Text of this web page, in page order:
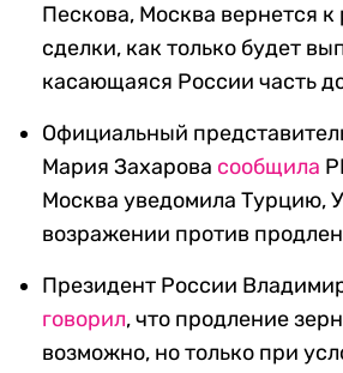
Пескова, Москва вернется к
сделки, как только будет
касающаяся России часть
Официальный
Мария Захарова сообщила
Москва уведомила Турцию,
возражении против
Президент России
говорил, что продление
возможно, но только при